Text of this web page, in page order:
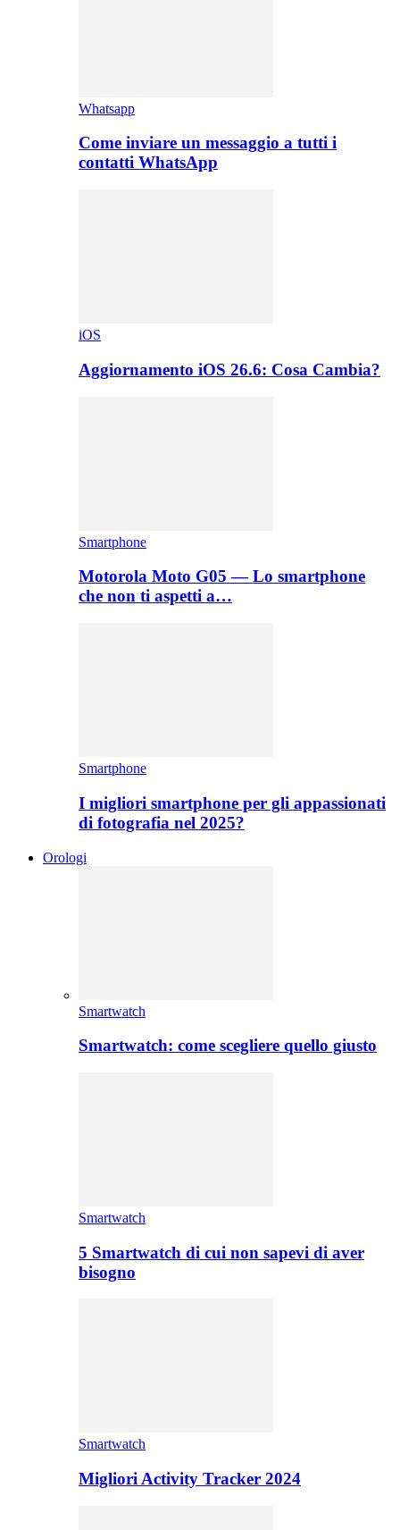
Whatsapp
Come inviare un messaggio a tutti i
contatti WhatsApp
iOS
Aggiornamento iOS 26.6: Cosa Cambia?
Smartphone
Motorola Moto G05 — Lo smartphone
che non ti aspetti a…
Smartphone
I migliori smartphone per gli appassionati
di fotografia nel 2025?
Orologi
Smartwatch
Smartwatch: come scegliere quello giusto
Smartwatch
5 Smartwatch di cui non sapevi di aver
bisogno
Smartwatch
Migliori Activity Tracker 2024